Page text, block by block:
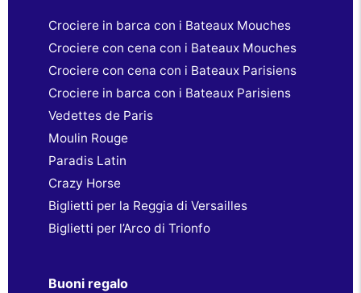
Crociere in barca con i Bateaux Mouches
Crociere con cena con i Bateaux Mouches
Crociere con cena con i Bateaux Parisiens
Crociere in barca con i Bateaux Parisiens
Vedettes de Paris
Moulin Rouge
Paradis Latin
Crazy Horse
Biglietti per la Reggia di Versailles
Biglietti per l’Arco di Trionfo
Buoni regalo